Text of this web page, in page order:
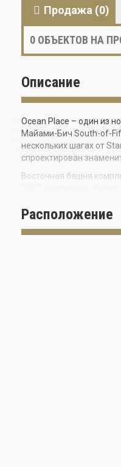
Продажа (0)
0 ОБЪЕКТОВ НА
Описание
Ocean Place – один из
Майами-Бич South-of-
нескольких шагах от
спроектирован
Восточная башня
2487 квадратных
современными
терраса для загара,
Расположение